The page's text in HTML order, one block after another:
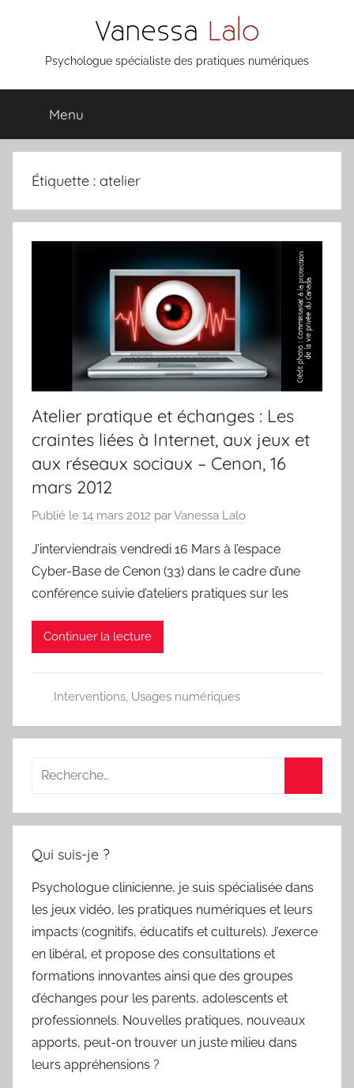
contenuVanessa
Lalo
Psychologue spécialiste des pratiques numériques
Menu
Étiquette : atelier
Atelier pratique et échanges : Les
craintes liées à Internet, aux jeux et
aux réseaux sociaux – Cenon, 16
mars 2012
Publié le 14 mars 2012 parVanessa Lalo
J’interviendrais vendredi 16 Mars à l’espace
Cyber-Base de Cenon (33) dans le cadre d’une
conférence suivie d’ateliers pratiques sur les
Continuer la lecture
Interventions, Usages numériques
Recherche
:
Qui suis-je ?
Psychologue clinicienne, je suis spécialisée dans
les jeux vidéo, les pratiques numériques et leurs
impacts (cognitifs, éducatifs et culturels). J’exerce
en libéral, et propose des consultations et
formations innovantes ainsi que des groupes
d’échanges pour les parents, adolescents et
professionnels. Nouvelles pratiques, nouveaux
apports, peut-on trouver un juste milieu dans
leurs appréhensions ?